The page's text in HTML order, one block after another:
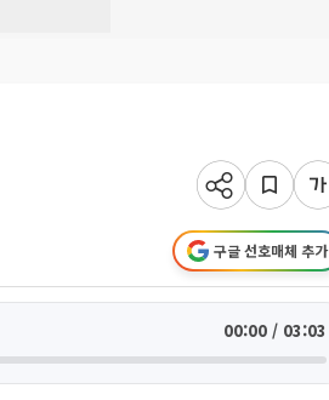
구글 선호매체 추가
00:00 / 03:03